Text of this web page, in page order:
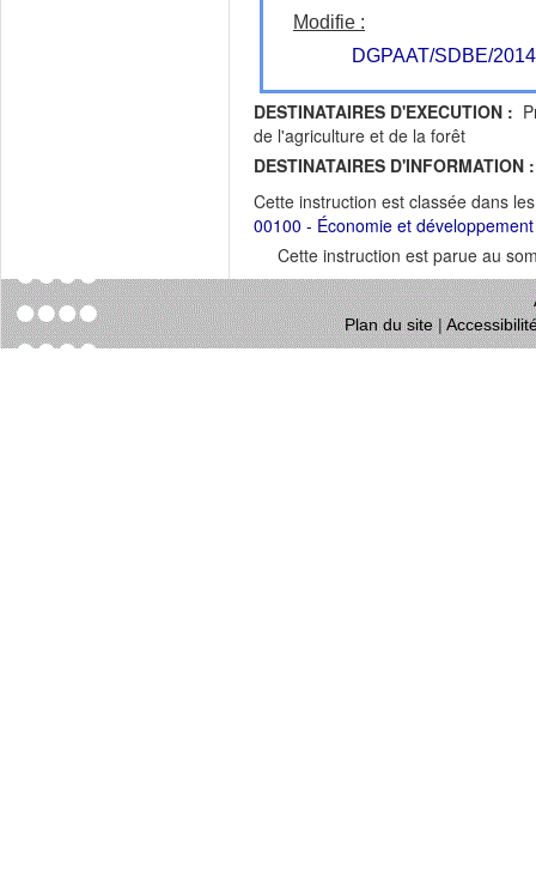
Modifie :
DGPAAT/SDBE/
DESTINATAIRES D'EXECUTION :
de l'agriculture et de la forêt
DESTINATAIRES D'INFORMATION :
Cette instruction est classée dans
00100 - Économie et
Cette instruction est parue au
Plan du site|